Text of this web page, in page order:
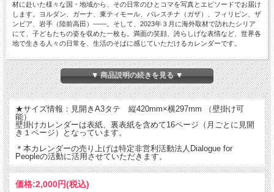
材に赴いた様々な国・地域から、その日常のひとコマを写真とエピソードでお届け
します。ヨルダン、ガーナ、東ティモール、パレスチナ（ガザ）、フィリピン、ザ
ンビア、岩手（陸前高田）――。そして、2023年３月に海外取材で訪れたシリア
にて、子どもたちの姿を収めた一枚も。満面の笑顔、誇らしげな表情など、世界各
地で生きる人々の日常を、生活のそばに感じていただけるカレンダーです。
2024年カレンダーメッセージ
気候危機や紛争、人権の在り方など、世界には国境の内側だけでは解決の難しい課
題が山積しています。それぞれの問題の大きさにめまいがしそうになりますが、よ
り良い社会を育んでいく営みは、いつも足元の一歩一歩から始まります。そこにあ
り豊かなものになるのではないでしょうか。レンズ越しに視線を交わした子どもた
ち、それぞれの地で大切な人々と過ごす日常――。世界各地で頂いてきた「宝物」
をみなさんと分かち合えましたら幸いです。
▼ 商品説明の続きを見る ▼
★サイズ情報：見開きA3タテ 縦420mm×横297mm （壁掛け可
能）
壁掛けカレンダーは表紙、裏表紙を含めて16ページ（月ごとに見開
き１ページ）となっています。
＊本カレンダーの売り上げは特定非営利活動法人Dialogue for
Peopleの活動に活用させていただきます。
価格:2,000円(税込)